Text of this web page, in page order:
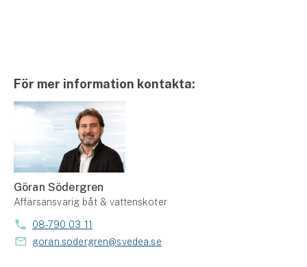
För mer information kontakta:
Göran Södergren
Affärsansvarig båt & vattenskoter
08-790 03 11
goran.sodergren@svedea.se